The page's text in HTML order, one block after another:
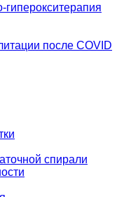
гиперокситерапия
после СOVID
спирали